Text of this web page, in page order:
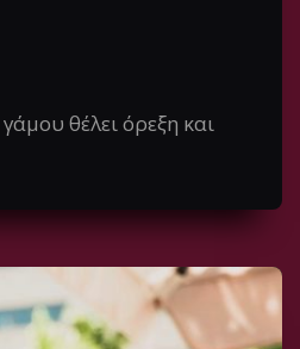
θέλει όρεξη και